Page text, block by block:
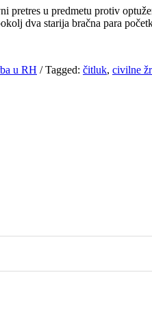
pretres u predmetu protiv
dva starija bračna para
u RH /Tagged: čitluk, civilne